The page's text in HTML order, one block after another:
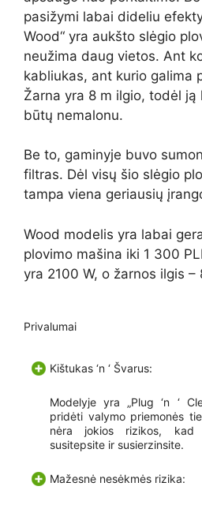
pasižymi labai dideliu
Wood“ yra aukšto slėgio
neužima daug vietos. Ant
kabliukas, ant kurio galima
Žarna yra 8 m ilgio, todėl
būtų nemalonu.
Be to, gaminyje buvo
filtras. Dėl visų šio slėgio
tampa viena geriausių
Wood modelis yra labai
plovimo mašina iki 1 300
yra 2100 W, o žarnos ilgis –
Privalumai
Kištukas ‘n ‘ Švarus:
Modelyje yra „Plug ‘n ‘
pridėti valymo priemonės
nėra jokios rizikos, kad
susitepsite ir susierzinsite.
Mažesnė nesėkmės rizika: